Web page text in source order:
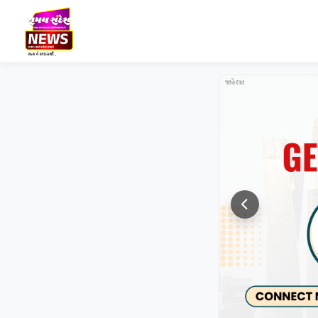
જાહેરાત